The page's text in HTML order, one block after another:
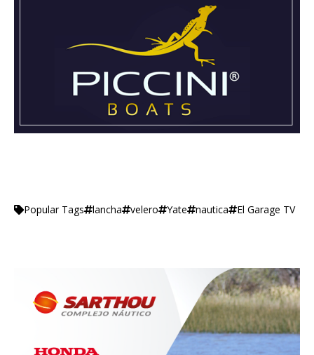
Popular Tags lancha velero Yate nautica El Garage TV